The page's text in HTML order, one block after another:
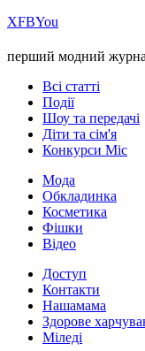
ХFBYou
перший модний
Всі статті
Події
Шоу та передачі
Діти та сім'я
Конкурси Міс
Мода
Обкладинка
Косметика
Фішки
Відео
Доступ
Контакти
Нашамама
Здорове
Міледі